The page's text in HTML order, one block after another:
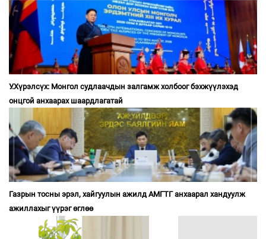
У.Хүрэлсүх: Монгол судлаачдын залгамж холбоог бэхжүүлэхэд
онцгой анхаарах шаардлагатай
Газрын тосны эрэл, хайгуулын ажилд АМГТГ анхаарал хандуулж
ажиллахыг үүрэг өглөө